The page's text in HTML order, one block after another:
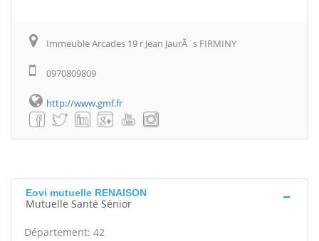
Immeuble Arcades 19 r Jean JaurÃ¨s FIRMINY
0970809809
http://www.gmf.fr
Eovi mutuelle RENAISON
Mutuelle Santé Sénior
Département: 42